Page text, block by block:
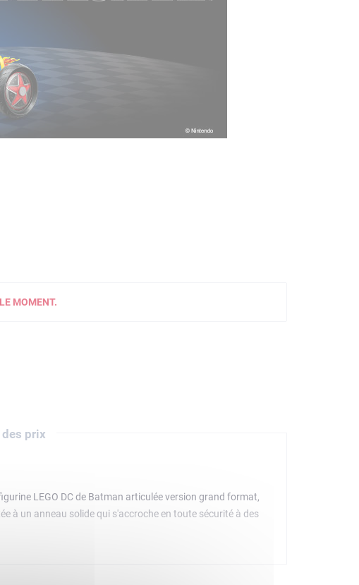
MOMENT.
prix
LEGO DC de Batman articulée version grand format,
à un anneau solide qui s'accroche en toute sécurité à des